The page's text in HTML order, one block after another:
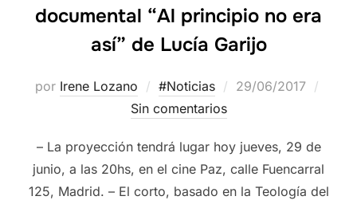
documental “Al principio no era
así” de Lucía Garijo
por Irene Lozano #Noticias
29/06/2017
Sin comentarios
– La proyección tendrá lugar hoy jueves, 29 de
junio, a las 20hs, en el cine Paz, calle Fuencarral
125, Madrid. – El corto, basado en la Teología del